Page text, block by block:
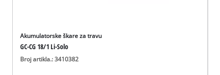
Akumulatorske škare za travu
GC-CG 18/1 Li-Solo
Broj artikla.: 3410382